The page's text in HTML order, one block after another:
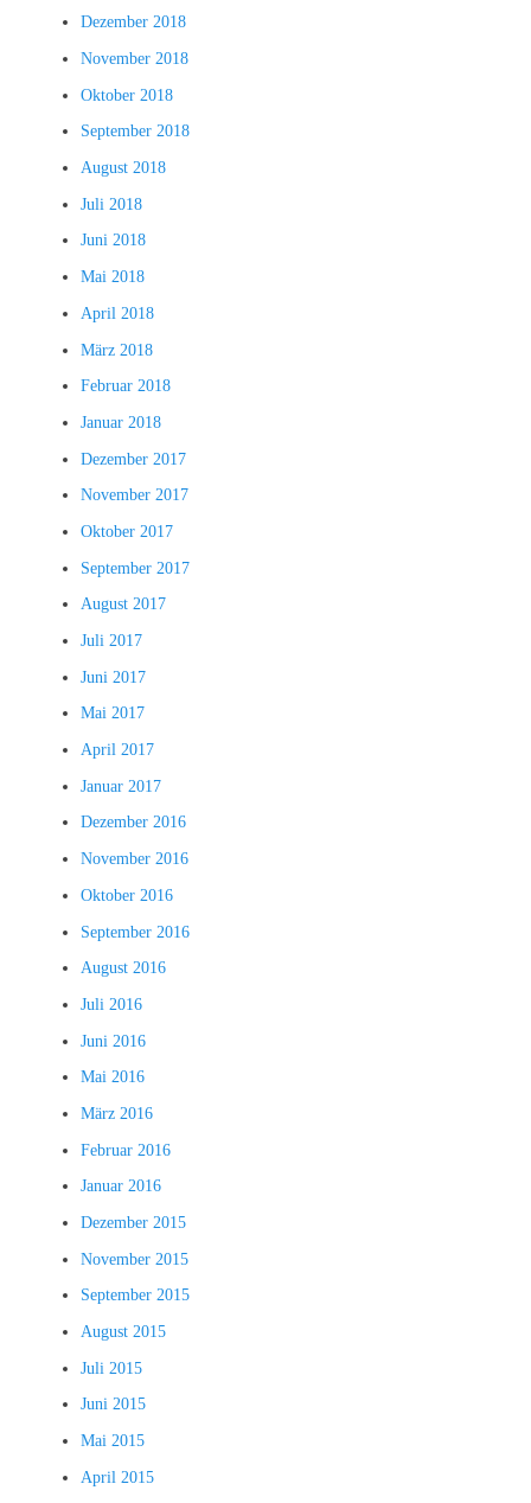
Dezember 2018
November 2018
Oktober 2018
September 2018
August 2018
Juli 2018
Juni 2018
Mai 2018
April 2018
März 2018
Februar 2018
Januar 2018
Dezember 2017
November 2017
Oktober 2017
September 2017
August 2017
Juli 2017
Juni 2017
Mai 2017
April 2017
Januar 2017
Dezember 2016
November 2016
Oktober 2016
September 2016
August 2016
Juli 2016
Juni 2016
Mai 2016
März 2016
Februar 2016
Januar 2016
Dezember 2015
November 2015
September 2015
August 2015
Juli 2015
Juni 2015
Mai 2015
April 2015